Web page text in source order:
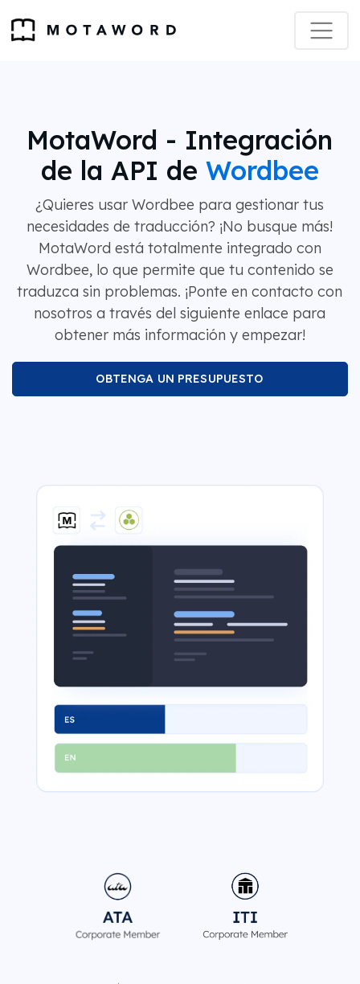
MotaWord - Integración
de la API de Wordbee
¿Quieres usar Wordbee para gestionar tus
necesidades de traducción? ¡No busque más!
MotaWord está totalmente integrado con
Wordbee, lo que permite que tu contenido se
traduzca sin problemas. ¡Ponte en contacto con
nosotros a través del siguiente enlace para
obtener más información y empezar!
OBTENGA UN PRESUPUESTO